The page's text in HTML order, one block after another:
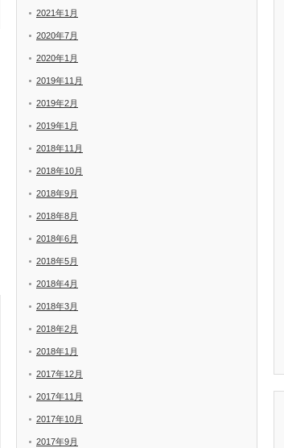
2021年1月
2020年7月
2020年1月
2019年11月
2019年2月
2019年1月
2018年11月
2018年10月
2018年9月
2018年8月
2018年6月
2018年5月
2018年4月
2018年3月
2018年2月
2018年1月
2017年12月
2017年11月
2017年10月
2017年9月